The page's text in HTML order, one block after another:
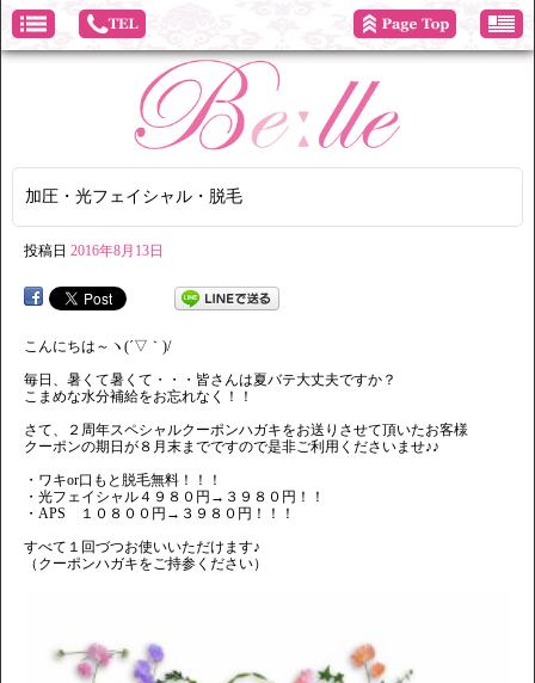
加圧・光フェイシャル・脱毛
投稿日 2016年8月13日
こんにちは～ヽ(´▽｀)/
毎日、暑くて暑くて・・・皆さんは夏バテ大丈夫ですか？
こまめな水分補給をお忘れなく！！
さて、２周年スペシャルクーポンハガキをお送りさせて頂いたお客様
クーポンの期日が８月末までですので是非ご利用くださいませ♪♪
・ワキor口もと脱毛無料！！！
・光フェイシャル４９８０円→３９８０円！！
・APS １０８００円→３９８０円！！！
すべて１回づつお使いいただけます♪
（クーポンハガキをご持参ください）